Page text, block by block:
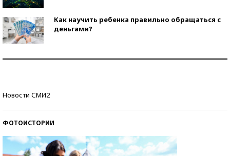
Как научить ребенка правильно обращаться с
деньгами?
Новости СМИ2
ФОТОИСТОРИИ